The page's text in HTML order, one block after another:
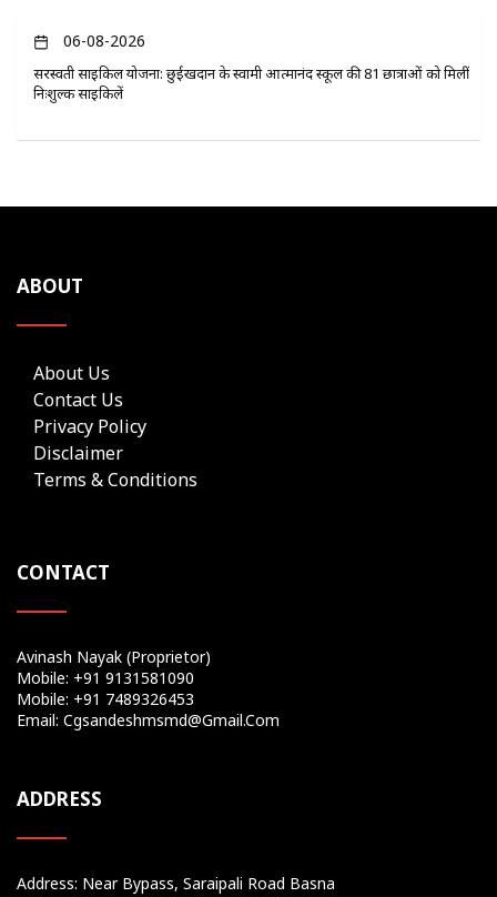
06-08-2026
सरस्वती साइकिल योजना: छुईखदान के स्वामी आत्मानंद स्कूल की 81 छात्राओं को मिलीं
निःशुल्क साइकिलें
ABOUT
About Us
Contact Us
Privacy Policy
Disclaimer
Terms & Conditions
CONTACT
Avinash Nayak (Proprietor)
Mobile: +91 9131581090
Mobile: +91 7489326453
Email: Cgsandeshmsmd@gmail.com
ADDRESS
Address: Near Bypass, Saraipali Road Basna